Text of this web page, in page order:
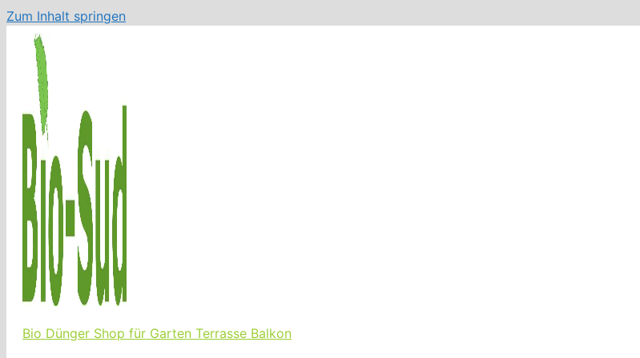
Zum Inhalt springen
Bio Dünger Shop für Garten Terrasse Balkon